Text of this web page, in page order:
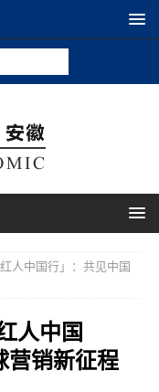
人中国行」：共见中国
人中国
营销新征程